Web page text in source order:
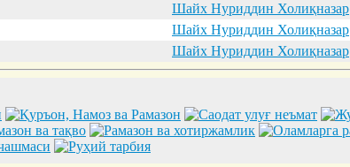
Шайх Нуриддин Холиқназар
Шайх Нуриддин Холиқназар
Шайх Нуриддин Холиқназар